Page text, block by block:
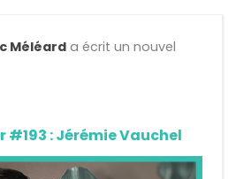
Méléard a écrit un nouvel
#193 : Jérémie Vauchel